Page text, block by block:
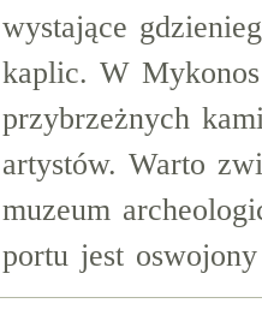
wystające
kaplic. W
przybrzeżnych
artystów. Warto
muzeum
portu jest